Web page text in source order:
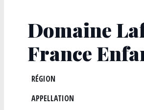
Domaine
France
RÉGION
APPELLATION